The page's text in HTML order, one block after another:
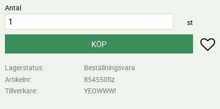
Antal
st
KÖP
Lagerstatus
Beställningsvara
Artikelnr
854550Sz
Tillverkare
YEOWWW!